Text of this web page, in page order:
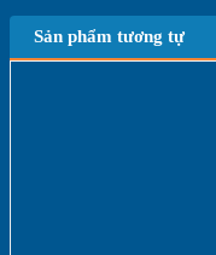
Sản phẩm tương tự